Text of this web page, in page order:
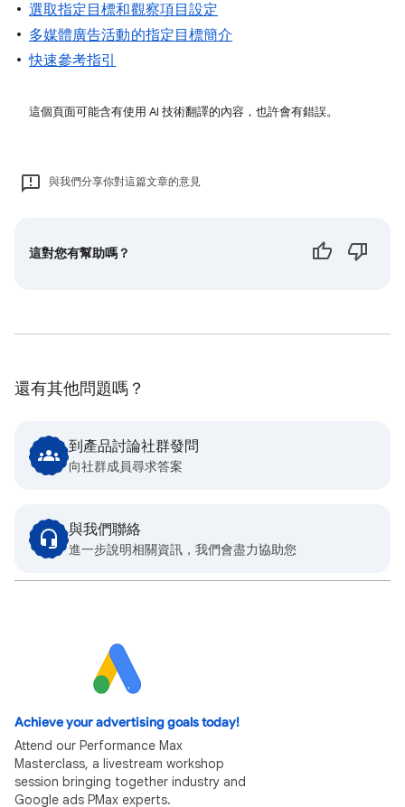
選取指定目標和觀察項目設定
多媒體廣告活動的指定目標簡介
快速參考指引
這個頁面可能含有使用 AI 技術翻譯的內容，也許會有錯誤。
與我們分享你對這篇文章的意見
這對您有幫助嗎？
還有其他問題嗎？
到產品討論社群發問
向社群成員尋求答案
與我們聯絡
進一步說明相關資訊，我們會盡力協助您
Achieve your advertising goals today!
Attend our Performance Max
Masterclass, a livestream workshop
session bringing together industry and
Google ads PMax experts.